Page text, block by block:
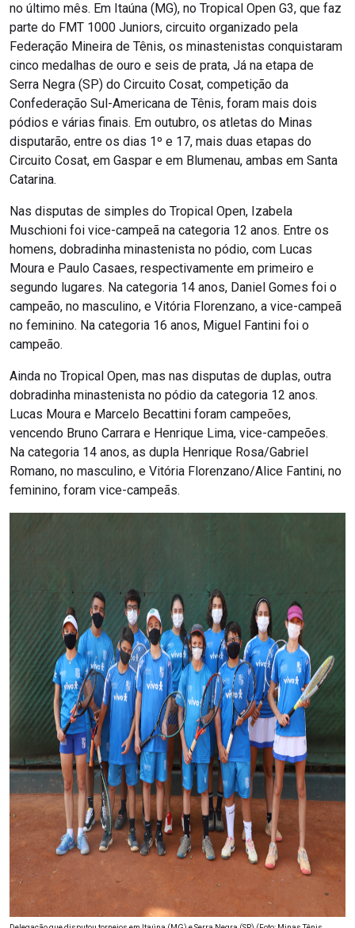
no último mês. Em Itaúna (MG), no Tropical Open G3, que faz
parte do FMT 1000 Juniors, circuito organizado pela
Federação Mineira de Tênis, os minastenistas conquistaram
cinco medalhas de ouro e seis de prata, Já na etapa de
Serra Negra (SP) do Circuito Cosat, competição da
Confederação Sul-Americana de Tênis, foram mais dois
pódios e várias finais. Em outubro, os atletas do Minas
disputarão, entre os dias 1º e 17, mais duas etapas do
Circuito Cosat, em Gaspar e em Blumenau, ambas em Santa
Catarina.
Nas disputas de simples do Tropical Open, Izabela
Muschioni foi vice-campeã na categoria 12 anos. Entre os
homens, dobradinha minastenista no pódio, com Lucas
Moura e Paulo Casaes, respectivamente em primeiro e
segundo lugares. Na categoria 14 anos, Daniel Gomes foi o
campeão, no masculino, e Vitória Florenzano, a vice-campeã
no feminino. Na categoria 16 anos, Miguel Fantini foi o
campeão.
Ainda no Tropical Open, mas nas disputas de duplas, outra
dobradinha minastenista no pódio da categoria 12 anos.
Lucas Moura e Marcelo Becattini foram campeões,
vencendo Bruno Carrara e Henrique Lima, vice-campeões.
Na categoria 14 anos, as dupla Henrique Rosa/Gabriel
Romano, no masculino, e Vitória Florenzano/Alice Fantini, no
feminino, foram vice-campeãs.